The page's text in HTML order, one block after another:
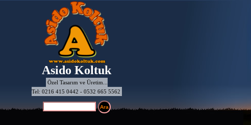
Asido Koltuk
Özel Tasarım ve Üretim...
Tel: 0216 415 0442 - 0532 665 5562